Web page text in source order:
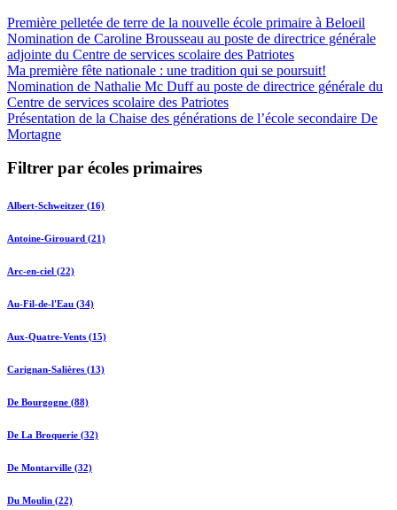
Première pelletée de terre de la nouvelle école primaire à Beloeil
Nomination de Caroline Brousseau au poste de directrice générale
adjointe du Centre de services scolaire des Patriotes
Ma première fête nationale : une tradition qui se poursuit!
Nomination de Nathalie Mc Duff au poste de directrice générale du
Centre de services scolaire des Patriotes
Présentation de la Chaise des générations de l’école secondaire De
Mortagne
Filtrer par écoles primaires
Albert-Schweitzer (16)
Antoine-Girouard (21)
Arc-en-ciel (22)
Au-Fil-de-l'Eau (34)
Aux-Quatre-Vents (15)
Carignan-Salières (13)
De Bourgogne (88)
De La Broquerie (32)
De Montarville (32)
Du Moulin (22)